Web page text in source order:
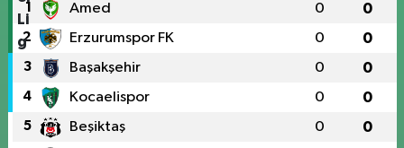
1 Amed 0 0
2 Erzurumspor FK 0 0
3 Başakşehir 0 0
4 Kocaelispor 0 0
5 Beşiktaş 0 0